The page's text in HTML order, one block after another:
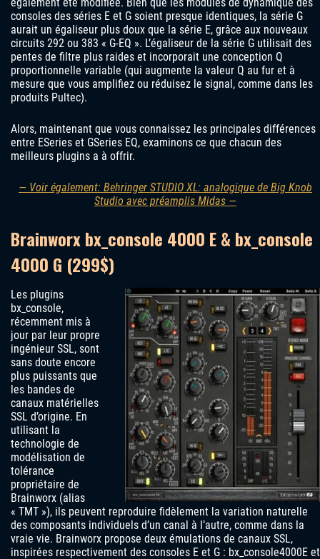
également été modifiée. Bien que les modules de dynamique des
consoles des séries E et G soient presque identiques, la série G
aurait un égaliseur plus doux que la série E, grâce aux nouveaux
circuits 292 ou 383 « G-EQ ». L’égaliseur de la série G utilisait des
pentes de filtre plus raides et incorporait une conception Q
proportionnelle variable (qui augmente la valeur Q au fur et à
mesure que vous amplifiez ou réduisez le signal, comme dans les
produits Pultec).
Alors, maintenant que vous connaissez les principales différences
entre ESeries et GSeries EQ, examinons ce que chacun des
meilleurs plugins a à offrir.
— Voir également: Behringer STUDIO XL: analogique de Big Knob
Studio avec préamplis Midas —
Brainworx bx_console 4000 E & bx_console
4000 G (299$)
Les plugins
bx_console,
récemment mis à
jour par leur propre
ingénieur SSL, sont
sans doute encore
plus puissants que
les bandes de
canaux matérielles
SSL d’origine. En
utilisant la
technologie de
modélisation de
tolérance
propriétaire de
Brainworx (alias
« TMT »), ils peuvent reproduire fidèlement la variation naturelle
des composants individuels d’un canal à l’autre, comme dans la
vraie vie. Brainworx propose deux émulations de canaux SSL,
inspirées respectivement des consoles E et G : bx_console4000E et